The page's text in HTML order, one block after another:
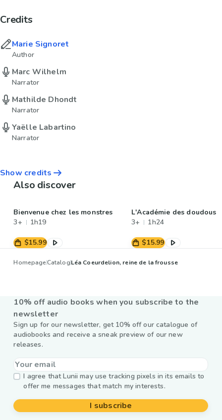
Credits
Marie Signoret
Author
Marc Wilhelm
Narrator
Mathilde Dhondt
Narrator
Yaëlle Labartino
Narrator
Show credits
Also discover
Bienvenue chez les monstres
3+
1h19
$15.99
L'Académie des doudous
3+
1h24
$15.99
HomepageCatalogLéa Coeurdelion, reine de la frousse
10% off audio books when you subscribe to the
newsletter
Sign up for our newsletter, get 10% off our catalogue of
audiobooks and receive a sneak preview of our new
releases.
I agree that Lunii may use tracking pixels in its emails to
offer me messages that match my interests.
I subscribe